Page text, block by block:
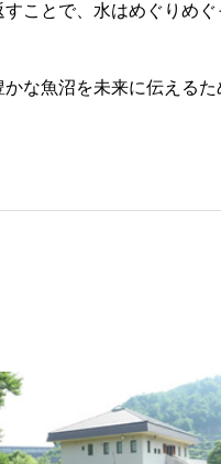
すことで、水はめぐりめ
かな魚沼を未来に伝える